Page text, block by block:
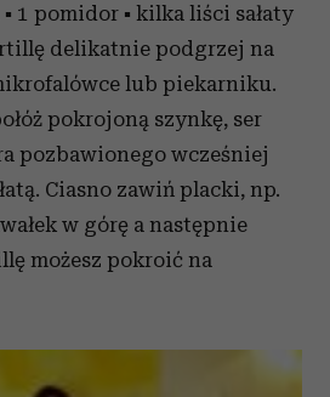
1 pomidor ▪ kilka liści sałaty
delikatnie podgrzej na
lub piekarniku.
pokrojoną szynkę, ser
pozbawionego wcześniej
Ciasno zawiń placki, np.
w górę a następnie
możesz pokroić na